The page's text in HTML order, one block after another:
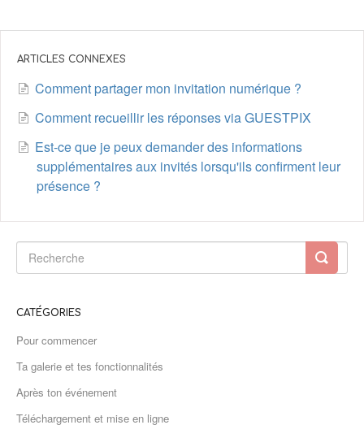
ARTICLES CONNEXES
Comment partager mon invitation numérique ?
Comment recueillir les réponses via GUESTPIX
Est-ce que je peux demander des informations
supplémentaires aux invités lorsqu'ils confirment leur
présence ?
CATÉGORIES
Pour commencer
Ta galerie et tes fonctionnalités
Après ton événement
Téléchargement et mise en ligne